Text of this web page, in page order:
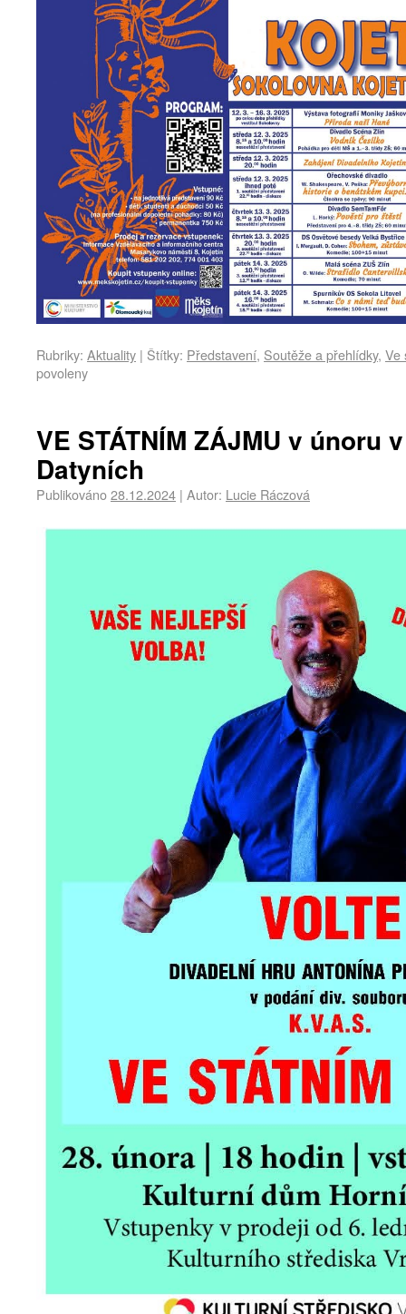
Rubriky: Aktuality | Štítky: Představení, Soutěže a přehlídky, Ve
povoleny
VE STÁTNÍM ZÁJMU v únoru
Datyních
Publikováno28.12.2024 | Autor: Lucie Ráczová